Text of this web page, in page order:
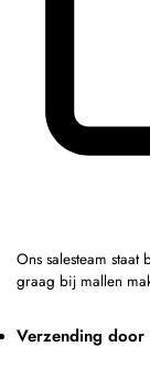
Ons salesteam
graag bij mallen
Verzending door